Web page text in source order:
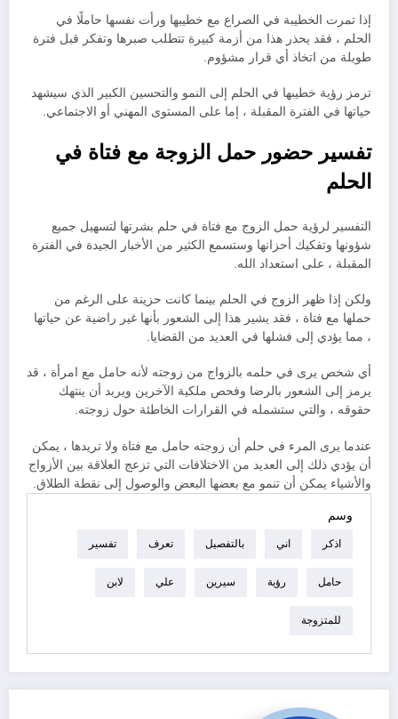
إذا تمرت الخطيبة في الصراع مع خطيبها ورأت نفسها حاملًا في
الحلم ، فقد يحذر هذا من أزمة كبيرة تتطلب صبرها وتفكر قبل فترة
طويلة من اتخاذ أي قرار مشؤوم.
ترمز رؤية خطيبها في الحلم إلى النمو والتحسين الكبير الذي سيشهد
حياتها في الفترة المقبلة ، إما على المستوى المهني أو الاجتماعي.
تفسير حضور حمل الزوجة مع فتاة في
الحلم
التفسير لرؤية حمل الزوج مع فتاة في حلم بشرتها لتسهيل جميع
شؤونها وتفكيك أحزانها وستسمع الكثير من الأخبار الجيدة في الفترة
المقبلة ، على استعداد الله.
ولكن إذا ظهر الزوج في الحلم بينما كانت حزينة على الرغم من
حملها مع فتاة ، فقد يشير هذا إلى الشعور بأنها غير راضية عن حياتها
، مما يؤدي إلى فشلها في العديد من القضايا.
أي شخص يرى في حلمه بالزواج من زوجته لأنه حامل مع امرأة ، قد
يرمز إلى الشعور بالرضا وفحص ملكية الآخرين ويريد أن ينتهك
حقوقه ، والتي ستشمله في القرارات الخاطئة حول زوجته.
عندما يرى المرء في حلم أن زوجته حامل مع فتاة ولا تريدها ، يمكن
أن يؤدي ذلك إلى العديد من الاختلافات التي تزعج العلاقة بين الأزواج
والأشياء يمكن أن تنمو مع بعضها البعض والوصول إلى نقطة الطلاق.
وسم
اذكر اني بالتفصيل تعرف تفسير
حامل رؤية سيرين علي لابن
للمتزوجة